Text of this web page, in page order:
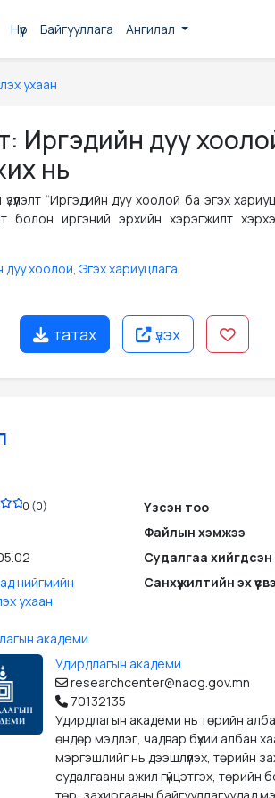
Нүүр Байгууллага Ангилал
ухаан
Иргэдийн дуу
нь
“Иргэдийн дуу хоолой ба эгэх
болон иргэний эрхийн хэрэгжилт
дуу хоолой, Эгэх хариуцлага
татах үзэх
0 (0) Үзсэн тоо
Файлын хэмжээ
Судалгаа хийгдсэн
нийгмийн
ухаан
Санхүүжилтийн эх
академи
Удирдлагын академи
researchcenter@naog.gov.mn
70132135
Удирдлагын академи нь төрийн
өндөр мэдлэг, чадвар бүхий албан
мэргэшлийг нь дээшлүүлэх, төрийн
судалгааны ажил гүйцэтгэх,